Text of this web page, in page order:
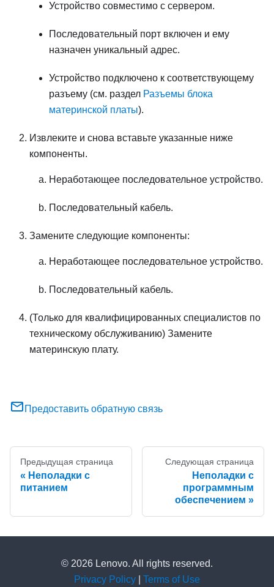
Устройство совместимо с сервером.
Последовательный порт включен и ему
назначен уникальный адрес.
Устройство подключено к соответствующему
разъему (см. раздел Разъемы блока
материнской платы).
Извлеките и снова вставьте указанные ниже
компоненты.
Неработающее последовательное устройство.
Последовательный кабель.
Замените следующие компоненты:
Неработающее последовательное устройство.
Последовательный кабель.
(Только для квалифицированных специалистов по
техническому обслуживанию) Замените
материнскую плату.
Предоставить обратную связь
Предыдущая страница
Неполадки с
питанием
Следующая страница
Неполадки с
программным
обеспечением
© 2026 Lenovo. All rights reserved.
Privacy Policy
Terms of Use